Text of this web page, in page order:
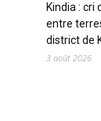
Kindia :
entre
district de
3 août 2026